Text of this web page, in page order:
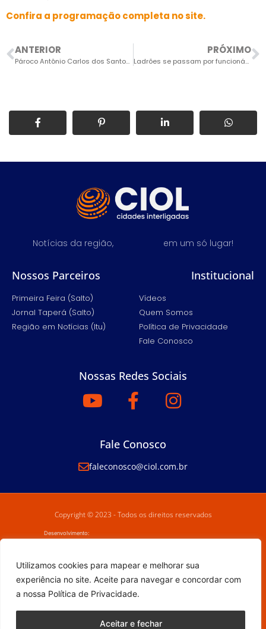
Utilizamos cookies para mapear e melhorar sua
experiência no site. Aceite para navegar e concordar com
a nossa Política de Privacidade.
Aceitar e fechar
Confira a programação completa no site.
ANTERIOR
Pároco Antônio Carlos dos Santos visita a Câmara de Salto
PRÓXIMO
Ladrões se passam por funcionários do SAAE para roubar moradora em casa
Notícias da região, em um só lugar!
Nossos Parceiros
Primeira Feira (Salto)
Jornal Taperá (Salto)
Região em Notícias (Itu)
Institucional
Vídeos
Quem Somos
Política de Privacidade
Fale Conosco
Nossas Redes Sociais
Fale Conosco
faleconosco@ciol.com.br
Copyright © 2023 - Todos os direitos reservados
Desenvolvimento: